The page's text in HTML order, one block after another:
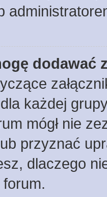
dodawać
każdej
mógł nie
przyznać
dlaczego